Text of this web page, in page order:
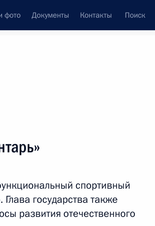
фото Документы Контакты Поиск
и Беларуси
спортивный
государства также
развития отечественного